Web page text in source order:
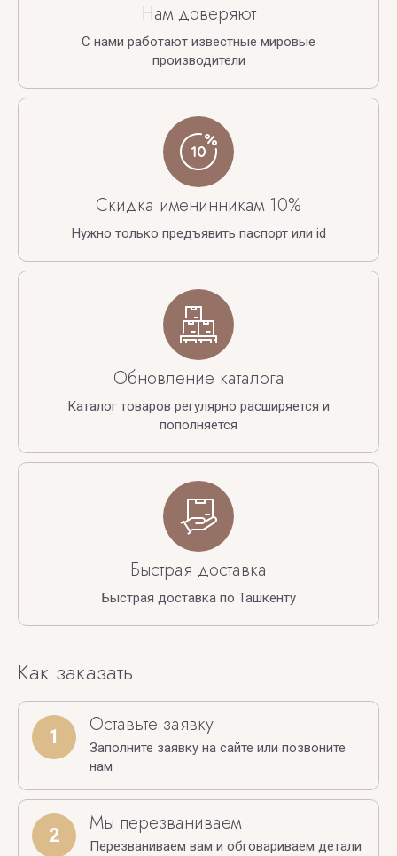
Нам доверяют
С нами работают известные мировые
производители
Скидка именинникам 10%
Нужно только предъявить паспорт или id
Обновление каталога
Каталог товаров регулярно расширяется и
пополняется
Быстрая доставка
Быстрая доставка по Ташкенту
Как заказать
1 Оставьте заявку
Заполните заявку на сайте или позвоните
нам
2 Мы перезваниваем
Перезваниваем вам и обговариваем детали